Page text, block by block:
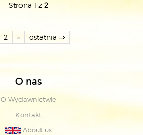
Strona 1 z 2
2 » ostatnia ⇒
O nas
O Wydawnictwie
Kontakt
About us